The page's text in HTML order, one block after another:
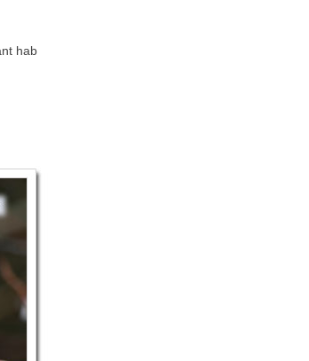
hab